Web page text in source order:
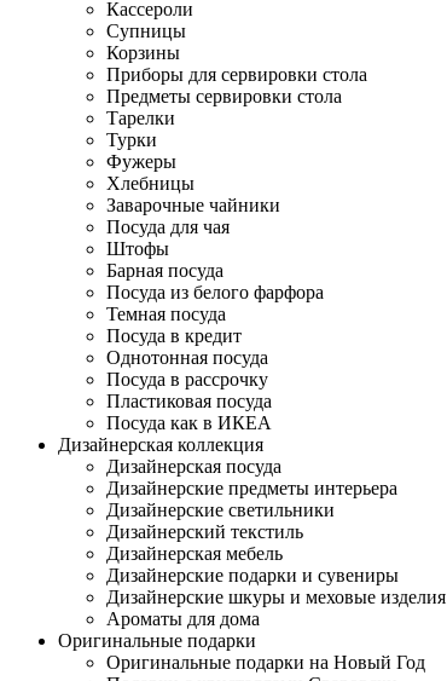
Кассероли
Супницы
Корзины
Приборы для сервировки стола
Предметы сервировки стола
Тарелки
Турки
Фужеры
Хлебницы
Заварочные чайники
Посуда для чая
Штофы
Барная посуда
Посуда из белого фарфора
Темная посуда
Посуда в кредит
Однотонная посуда
Посуда в рассрочку
Пластиковая посуда
Посуда как в ИКЕА
Дизайнерская коллекция
Дизайнерская посуда
Дизайнерские предметы интерьера
Дизайнерские светильники
Дизайнерский текстиль
Дизайнерская мебель
Дизайнерские подарки и сувениры
Дизайнерские шкуры и меховые изделия
Ароматы для дома
Оригинальные подарки
Оригинальные подарки на Новый Год